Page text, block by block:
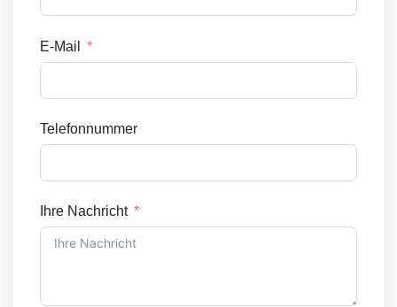
E-Mail
Telefonnummer
Ihre Nachricht